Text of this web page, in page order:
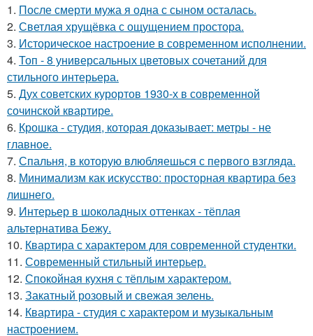
1. После смерти мужа я одна с сыном осталась.
2. Светлая хрущёвка с ощущением простора.
3. Историческое настроение в современном исполнении.
4. Топ - 8 универсальных цветовых сочетаний для
стильного интерьера.
5. Дух советских курортов 1930-х в современной
сочинской квартире.
6. Крошка - студия, которая доказывает: метры - не
главное.
7. Спальня, в которую влюбляешься с первого взгляда.
8. Минимализм как искусство: просторная квартира без
лишнего.
9. Интерьер в шоколадных оттенках - тёплая
альтернатива Бежу.
10. Квартира с характером для современной студентки.
11. Современный стильный интерьер.
12. Спокойная кухня с тёплым характером.
13. Закатный розовый и свежая зелень.
14. Квартира - студия с характером и музыкальным
настроением.